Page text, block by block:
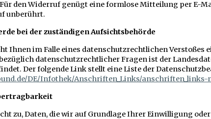
den Widerruf genügt eine formlose Mitteilung per E-
unberührt.
bei der zuständigen Aufsichtsbehörde
Ihnen im Falle eines datenschutzrechtlichen
datenschutzrechtlicher Fragen ist der
Der folgende Link stellt eine Liste der
DE/Infothek/Anschriften_Links/anschriften_links-
zu, Daten, die wir auf Grundlage Ihrer Einwilligung